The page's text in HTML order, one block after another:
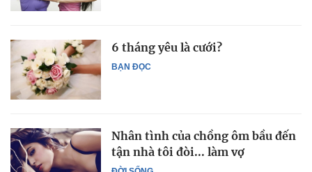
BẠN ĐỌC
6 tháng yêu là cưới?
Nhân tình của chồng ôm bầu đến
tận nhà tôi đòi... làm vợ